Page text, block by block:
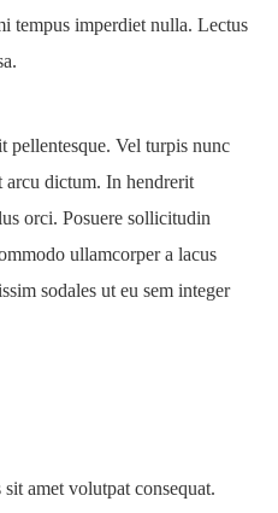
tempus imperdiet nulla. Lectus
pellentesque. Vel turpis nunc
arcu dictum. In hendrerit
orci. Posuere sollicitudin
ullamcorper a lacus
sodales ut eu sem integer
amet volutpat consequat.